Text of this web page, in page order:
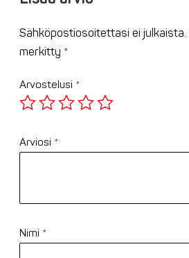
Sähköpostiosoitettasi ei julkaista.
merkitty *
Arvostelusi *
Arviosi *
Nimi *